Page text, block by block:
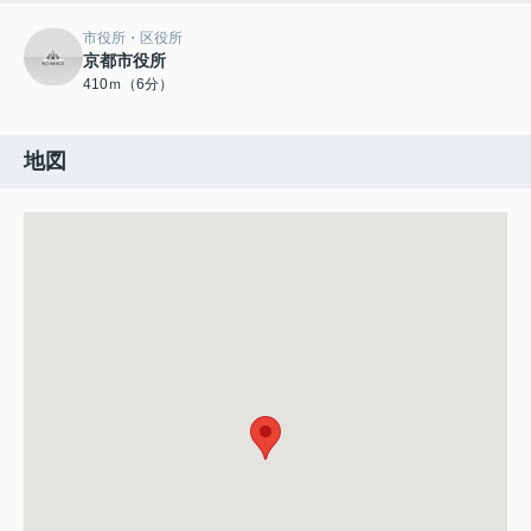
市役所・区役所
京都市役所
410ｍ（6分）
地図